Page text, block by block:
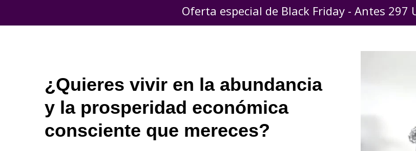
Oferta especial de Black Friday - Antes 297
¿Quieres vivir en la abundancia
y la prosperidad económica
consciente que mereces?